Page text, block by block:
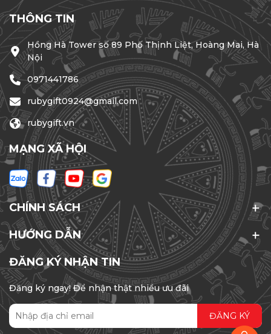
THÔNG TIN
Hồng Hà Tower số 89 Phố Thịnh Liệt, Hoàng Mai, Hà
Nội
0971441786
rubygift0924@gmail.com
rubygift.vn
MẠNG XÃ HỘI
CHÍNH SÁCH
HƯỚNG DẪN
ĐĂNG KÝ NHẬN TIN
Đăng ký ngay! Để nhận thật nhiều ưu đãi
ĐĂNG KÝ